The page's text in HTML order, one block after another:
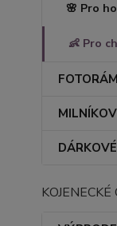
🌸 Pro
👶 Pro